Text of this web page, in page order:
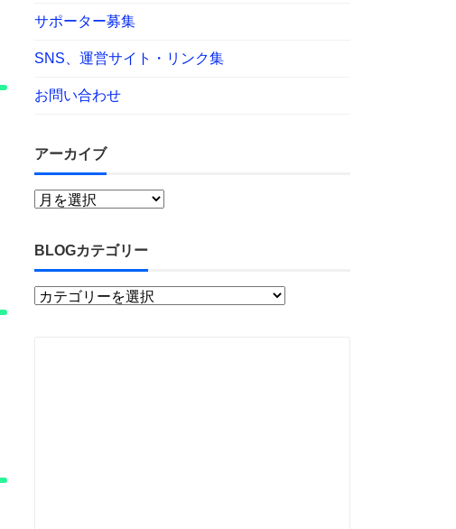
サポーター募集
SNS、運営サイト・リンク集
お問い合わせ
アーカイブ
BLOGカテゴリー